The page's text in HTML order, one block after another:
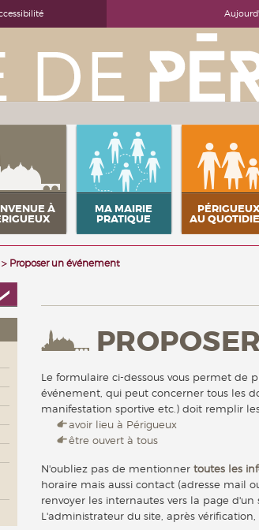
À MA MAIRIE
PRATIQUE AU
Proposer un événement
Le formulaire ci-dessous vous permet de
événement, qui peut concerner tous les
manifestation sportive etc.) doit remplir
avoir lieu à Périgueux
être ouvert à tous
N'oubliez pas de mentionner toutes les
horaire mais aussi contact (adresse mail
renvoyer les internautes vers la page
L'administrateur du site, après